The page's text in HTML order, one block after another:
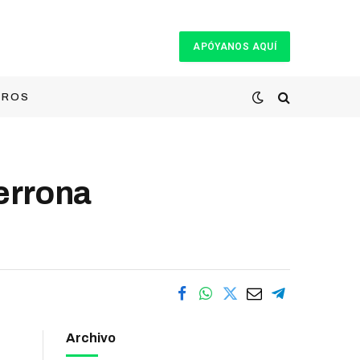
APÓYANOS AQUÍ
Archivo